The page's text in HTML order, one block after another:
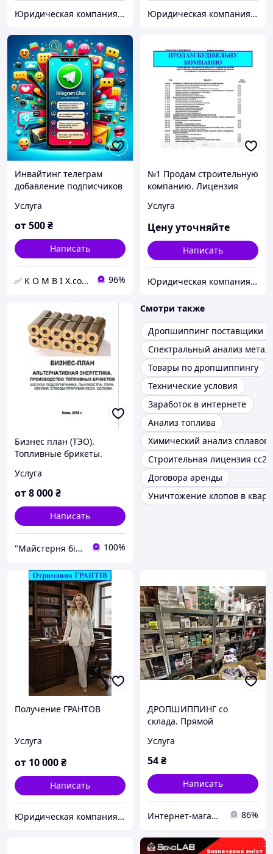
Юридическая компания TopExpert "Всеукраинский экспертно-лицензионный центр" Адвокаты Юридическая компания TopExpert "Всеукраинский экспертно-лицензионный центр" Адвокаты
Инвайтинг телеграм
добавление подписчиков
Telegram
Услуга
от500₴
Написать
✅ K O M B I X.com.ua ✅ 96%
№1 Продам строительную
компанию. Лицензия
Услуга
Цену уточняйте
Написать
Юридическая компания TopExpert "Всеукраинский экспертно-лицензионный центр" Адвокаты
Бизнес план (ТЭО).
Топливные брикеты.
Переработка отходов
сельского хозяйства.
Услуга
от8 000₴
Написать
"Майстерня бізнес - планів" 100%
Смотри также
Дропшиппинг поставщики
Спектральный анализ
Товары по дропшиппингу
Технические условия
Заработок в интернете
Анализ топлива
Химический анализ сплавов
Строительная лицензия сс2
Договора аренды
Уничтожение клопов в
Получение ГРАНТОВ
Услуга
от 10 000₴
Написать
Юридическая компания TopExpert "Всеукраинский экспертно-лицензионный центр" Адвокаты
ДРОПШИППИНГ со
склада. Прямой
Услуга
54₴
Написать
Интернет-магазин "AVEON" - товары для всей семьи! Самые низкие цены! 86%